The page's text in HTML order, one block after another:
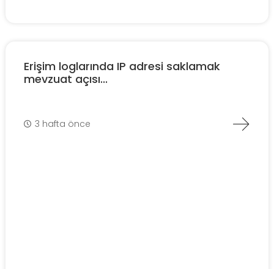
Erişim loglarında IP adresi saklamak
mevzuat açısı...
3 hafta önce